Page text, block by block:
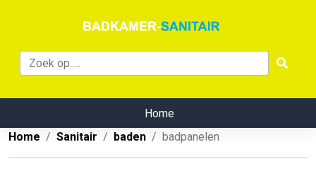
Home
Home
Sanitair baden badpanelen